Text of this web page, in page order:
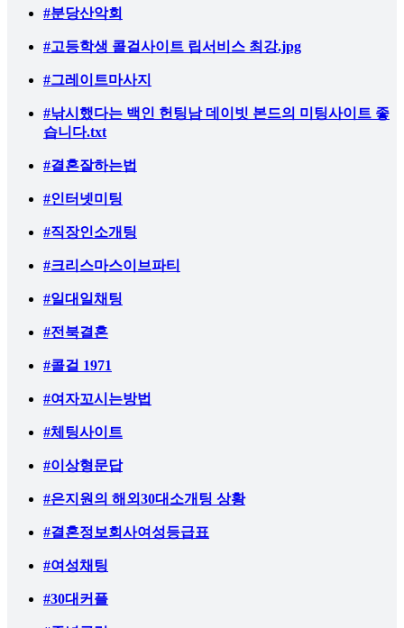
#분당산악회
#고등학생 콜걸사이트 립서비스 최강.jpg
#그레이트마사지
#낚시했다는 백인 헌팅남 데이빗 본드의 미팅사이트 좋
습니다.txt
#결혼잘하는법
#인터넷미팅
#직장인소개팅
#크리스마스이브파티
#일대일채팅
#전북결혼
#콜걸 1971
#여자꼬시는방법
#체팅사이트
#이상형문답
#은지원의 해외30대소개팅 상황
#결혼정보회사여성등급표
#여성채팅
#30대커플